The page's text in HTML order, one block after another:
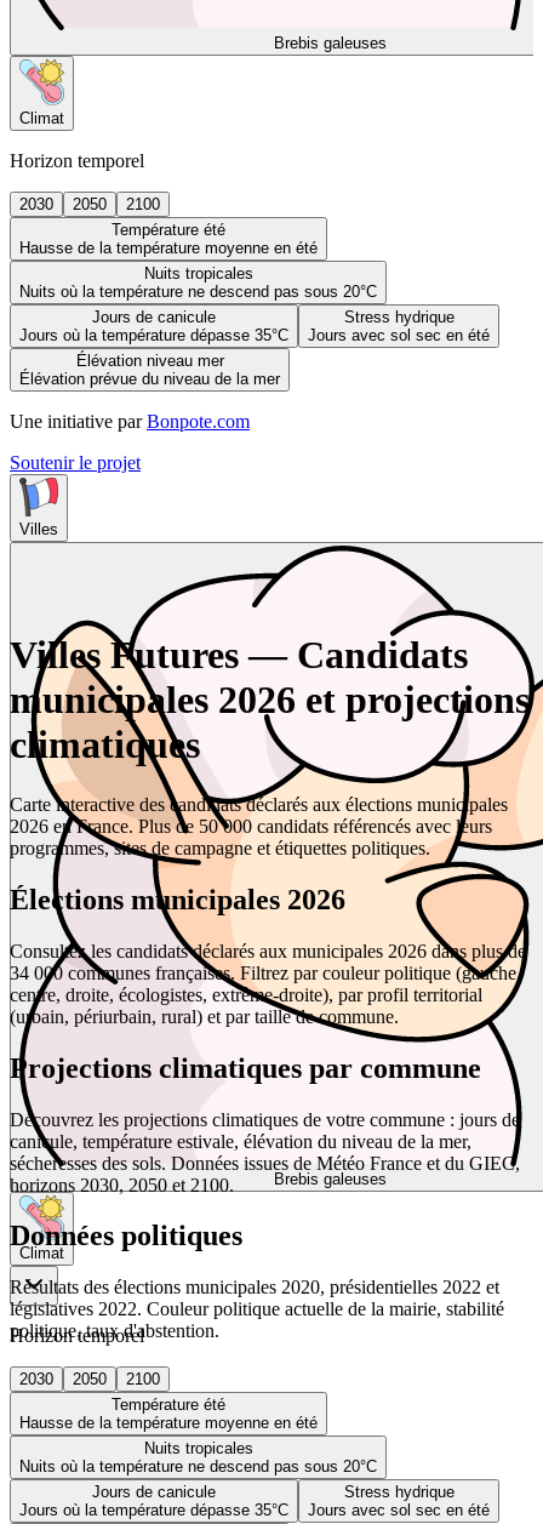
Brebis galeuses
Climat
Horizon temporel
2030 2050
2100
Température été
Hausse de la température moyenne en été
Nuits tropicales
Nuits où la température ne descend pas sous 20°C
Jours de canicule
Jours où la température dépasse 35°C
Stress hydrique
Jours avec sol sec en été
Élévation niveau mer
Élévation prévue du niveau de la mer
Une initiative par Bonpote.com
Soutenir le projet
Villes
Brebis galeuses
Climat
Horizon temporel
2030 2050
2100
Température été
Hausse de la température moyenne en été
Nuits tropicales
Nuits où la température ne descend pas sous 20°C
Jours de canicule
Jours où la température dépasse 35°C
Stress hydrique
Jours avec sol sec en été
Villes Futures — Candidats
municipales 2026 et projections
climatiques
Carte interactive des candidats déclarés aux élections municipales
2026 en France. Plus de 50 000 candidats référencés avec leurs
programmes, sites de campagne et étiquettes politiques.
Élections municipales 2026
Consultez les candidats déclarés aux municipales 2026 dans plus de
34 000 communes françaises. Filtrez par couleur politique (gauche,
centre, droite, écologistes, extrême-droite), par profil territorial
(urbain, périurbain, rural) et par taille de commune.
Projections climatiques par commune
Découvrez les projections climatiques de votre commune : jours de
canicule, température estivale, élévation du niveau de la mer,
sécheresses des sols. Données issues de Météo France et du GIEC,
horizons 2030, 2050 et 2100.
Données politiques
Résultats des élections municipales 2020, présidentielles 2022 et
législatives 2022. Couleur politique actuelle de la mairie, stabilité
politique, taux d'abstention.